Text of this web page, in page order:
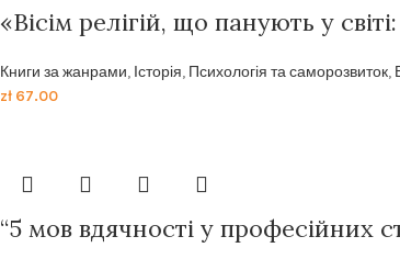
«Вісім релігій, що панують у
Книги за жанрами, Історія, Психологія та саморозвиток,
zł 67.00
“5 мов вдячності у професійних